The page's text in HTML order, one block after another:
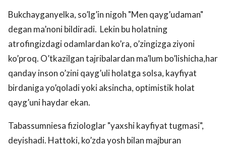
Bukchayganyelka, so’lg’in nigoh "Men qayg’udaman"
degan ma’noni bildiradi. Lekin bu holatning
atrofingizdagi odamlardan ko’ra, o’zingizga ziyoni
ko’proq. O’tkazilgan tajribalardan ma’lum bo’lishicha,har
qanday inson o’zini qayg’uli holatga solsa, kayfiyat
birdaniga yo’qoladi yoki aksincha, optimistik holat
qayg’uni haydar ekan.
Tabassumniesa fiziologlar "yaxshi kayfiyat tugmasi",
deyishadi. Hattoki, ko’zda yosh bilan majburan